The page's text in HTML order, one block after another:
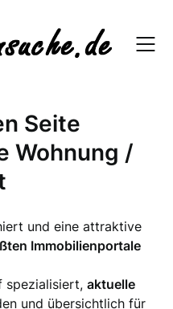
Seite
Wohnung /
und eine attraktive
Immobilienportale
spezialisiert,aktuelle
und übersichtlich für